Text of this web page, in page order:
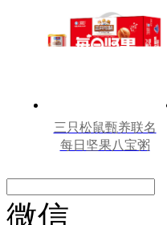
三只松鼠甄养联名
每日坚果八宝粥
微信